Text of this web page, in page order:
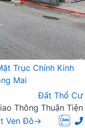
Trục Chính Kinh
Mai
Đất Thổ Cư
Thông Thuận Tiện
Ven Đô→